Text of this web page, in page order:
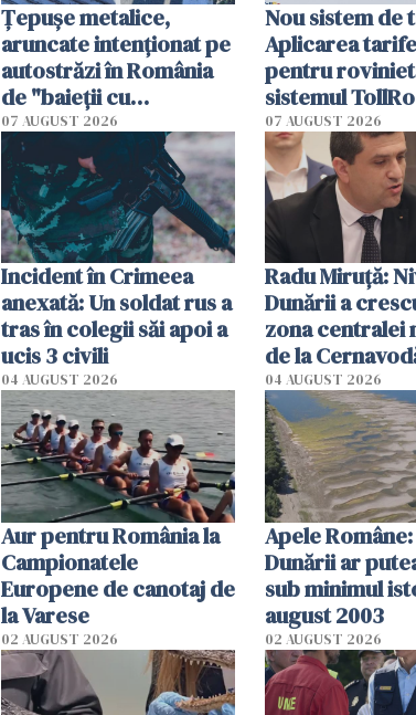
Țepușe metalice,
aruncate intenționat pe
autostrăzi în România
de "baieții cu
platforme": "Mi-au
cerut 1200 lei să mă
tracteze"
07 AUGUST 2026
Nou sistem de
Aplicarea
pentru
sistemul
începe la 1
07 AUGUST 2026
Incident în Crimeea
anexată: Un soldat rus a
tras în colegii săi apoi a
ucis 3 civili
04 AUGUST 2026
Radu Miruţă:
Dunării a
zona centralei
de la
cm faţă de
04 AUGUST 2026
Aur pentru România la
Campionatele
Europene de canotaj de
la Varese
02 AUGUST 2026
Apele
Dunării ar
sub minimul
august 2003
02 AUGUST 2026